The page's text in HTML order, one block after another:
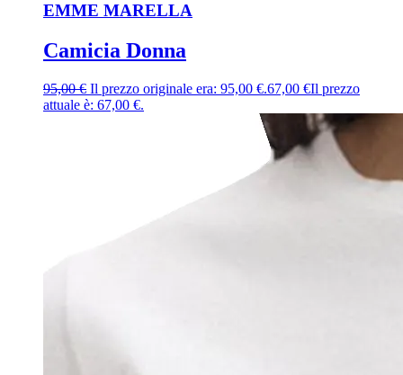
EMME MARELLA
Camicia Donna
95,00€ Il prezzo originale era: 95,00 €.67,00 €Il prezzo
attuale è: 67,00 €.